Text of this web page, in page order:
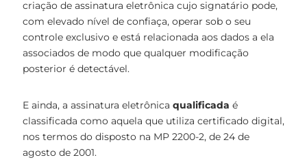
criação de assinatura eletrônica cujo signatário pode,
com elevado nível de confiaça, operar sob o seu
controle exclusivo e está relacionada aos dados a ela
associados de modo que qualquer modificação
posterior é detectável.
E ainda, a assinatura eletrônica qualificada é
classificada como aquela que utiliza certificado digital,
nos termos do disposto na MP 2200-2, de 24 de
agosto de 2001.